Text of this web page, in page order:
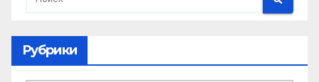
Рубрики